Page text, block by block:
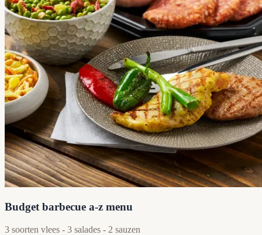
Budget barbecue a-z menu
3 soorten vlees - 3 salades - 2 sauzen